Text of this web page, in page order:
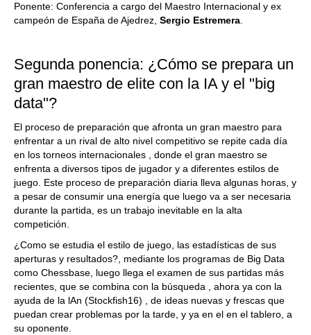
Ponente: Conferencia a cargo del Maestro Internacional y ex
campeón de España de Ajedrez, Sergio Estremera
Segunda ponencia: ¿Cómo se prepara un
gran maestro de elite con la IA y el "big
data"?
El proceso de preparación que afronta un gran maestro para
enfrentar a un rival de alto nivel competitivo se repite cada día
en los torneos internacionales , donde el gran maestro se
enfrenta a diversos tipos de jugador y a diferentes estilos de
juego. Este proceso de preparación diaria lleva algunas horas, y
a pesar de consumir una energía que luego va a ser necesaria
durante la partida, es un trabajo inevitable en la alta
competición.
¿Como se estudia el estilo de juego, las estadísticas de sus
aperturas y resultados?, mediante los programas de Big Data
como Chessbase, luego llega el examen de sus partidas más
recientes, que se combina con la búsqueda , ahora ya con la
ayuda de la lAn (Stockfish16) , de ideas nuevas y frescas que
puedan crear problemas por la tarde, y ya en el en el tablero, a
su oponente.